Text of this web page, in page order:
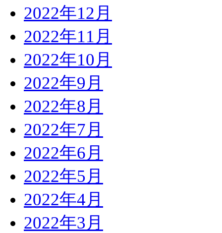
2022年12月
2022年11月
2022年10月
2022年9月
2022年8月
2022年7月
2022年6月
2022年5月
2022年4月
2022年3月